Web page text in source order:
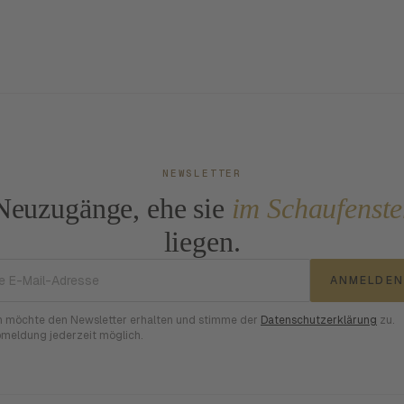
NEWSLETTER
ehe sie im
liegen.
ANMELDEN
möchte den Newsletter erhalten und stimme der Datenschutzerklärung zu.
jederzeit möglich.